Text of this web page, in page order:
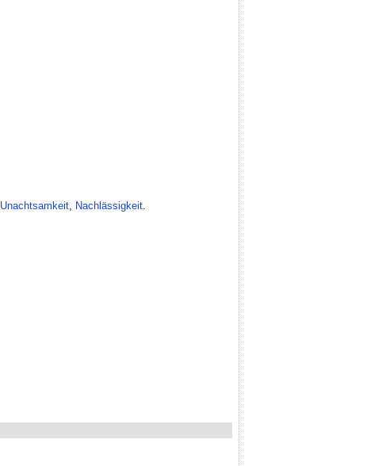
Unachtsamkeit, Nachlässigkeit.